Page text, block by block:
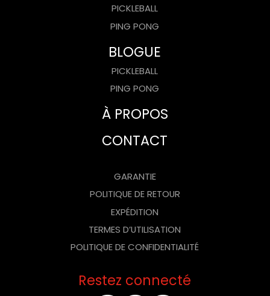
PICKLEBALL
PING PONG
BLOGUE
PICKLEBALL
PING PONG
À PROPOS
CONTACT
Restez connecté
GARANTIE
POLITIQUE DE RETOUR
EXPÉDITION
TERMES D’UTILISATION
POLITIQUE DE CONFIDENTIALITÉ